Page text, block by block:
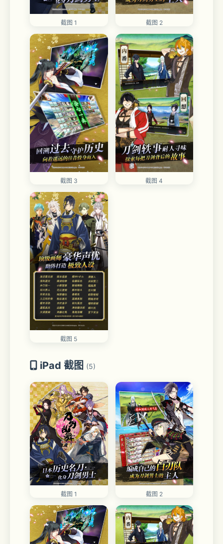
截图 1 截图 2
截图 3 截图 4
截图 5
iPad 截图 (5)
截图 1 截图 2